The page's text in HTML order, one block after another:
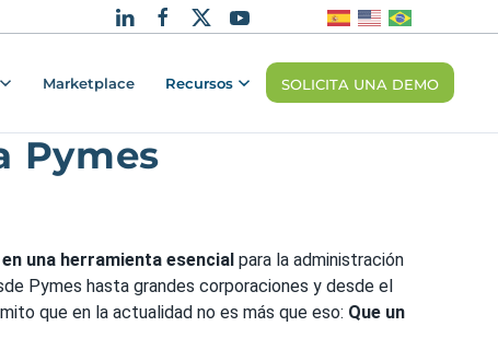
Marketplace Recursos SOLICITA UNA DEMO
Pymes
una herramienta esencial para la administración
Pymes hasta grandes corporaciones y desde el
que en la actualidad no es más que eso: Que un